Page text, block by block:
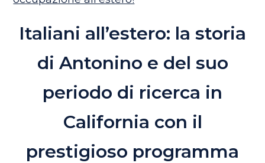
Italiani all’estero: la storia
di Antonino e del suo
periodo di ricerca in
California con il
prestigioso programma